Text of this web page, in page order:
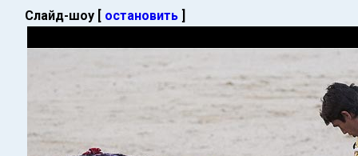
Слайд-шоу [ остановить ]